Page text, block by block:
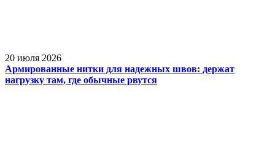
20 июля 2026
Армированные нитки для надежных швов: держат
нагрузку там, где обычные рвутся